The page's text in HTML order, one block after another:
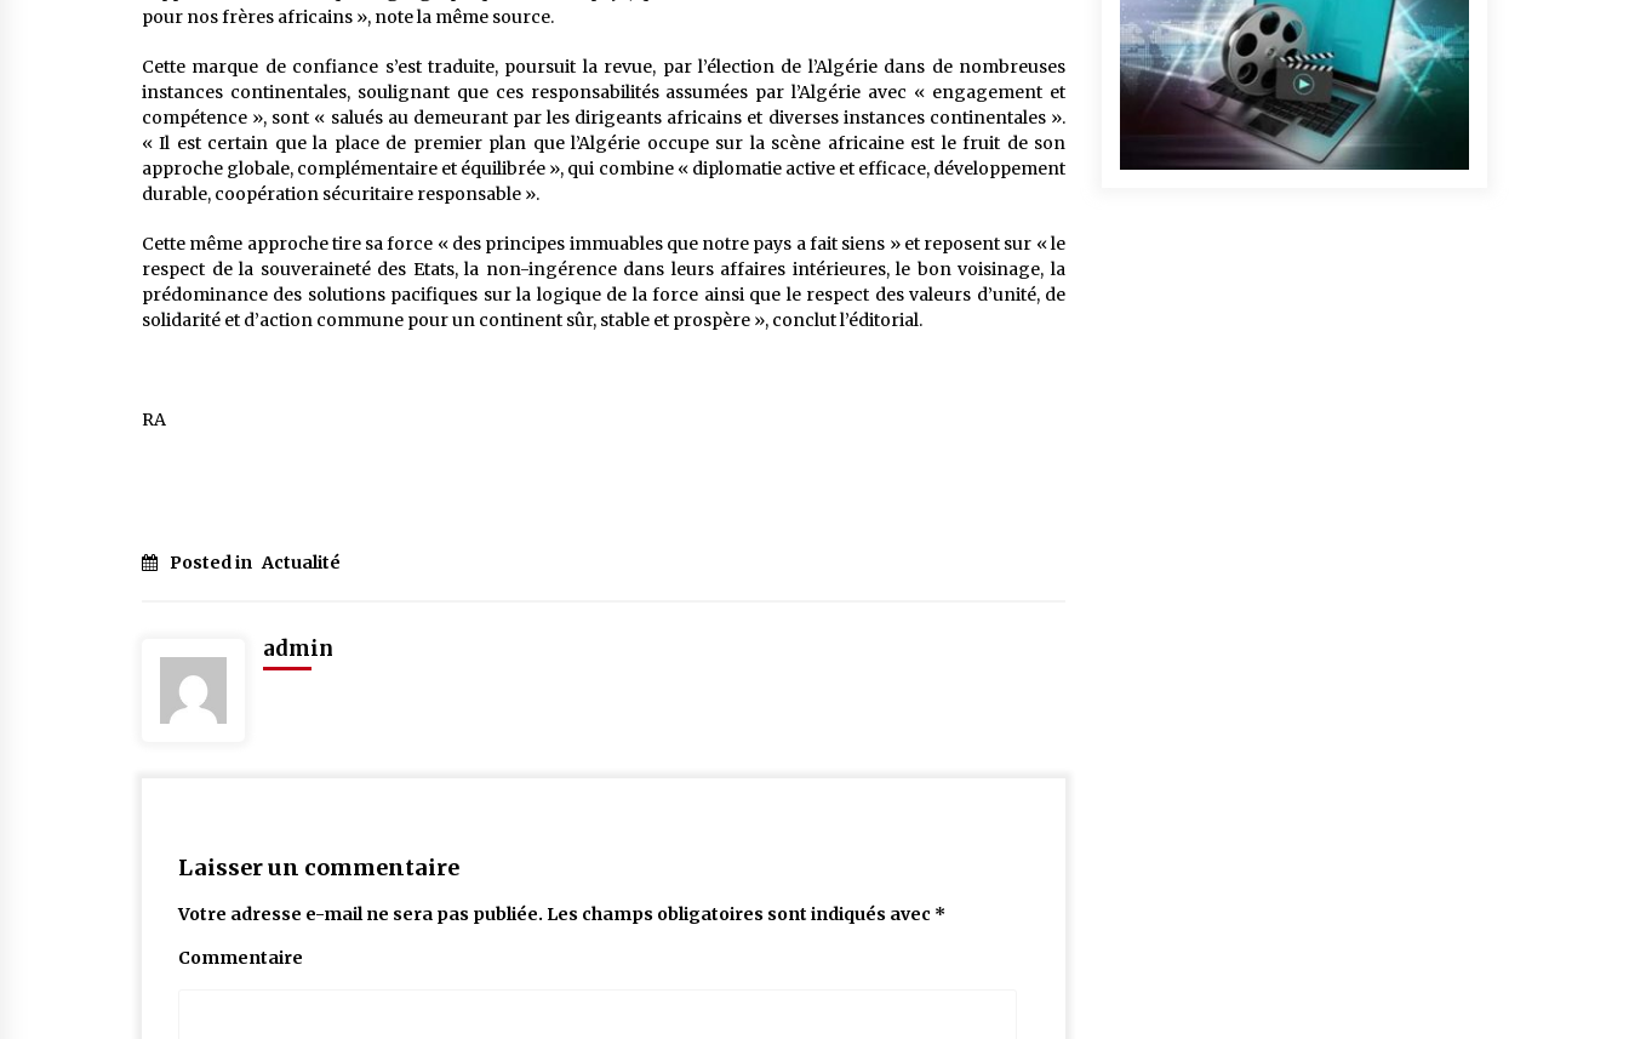
pour nos frères africains », note la même source.
Cette marque de confiance s’est traduite, poursuit la revue, par l’élection de l’Algérie dans de nombreuses
instances continentales, soulignant que ces responsabilités assumées par l’Algérie avec « engagement et
compétence », sont « salués au demeurant par les dirigeants africains et diverses instances continentales ».
« Il est certain que la place de premier plan que l’Algérie occupe sur la scène africaine est le fruit de son
approche globale, complémentaire et équilibrée », qui combine « diplomatie active et efficace, développement
durable, coopération sécuritaire responsable ».
Cette même approche tire sa force « des principes immuables que notre pays a fait siens » et reposent sur « le
respect de la souveraineté des Etats, la non-ingérence dans leurs affaires intérieures, le bon voisinage, la
prédominance des solutions pacifiques sur la logique de la force ainsi que le respect des valeurs d’unité, de
solidarité et d’action commune pour un continent sûr, stable et prospère », conclut l’éditorial.
RA
Posted in Actualité
admin
Laisser un commentaire
Votre adresse e-mail ne sera pas publiée. Les champs obligatoires sont indiqués avec *
Commentaire